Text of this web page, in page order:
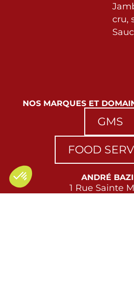
ANDRÉ
1 Rue Sainte
cru,
NOS MARQUES ET
GMS
FOOD